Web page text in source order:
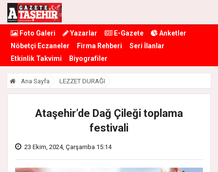
Foto Galeri Yazarlar E-Gazete
Anketler
Nöbetçi Eczaneler
Firma Rehberi
Seri İlanlar
Etkinlik Takvimi
Biyografiler
Ana Sayfa LEZZET DURAĞI
Ataşehir’de Dağ Çileği toplama
festivali
23 Ekim, 2024, Çarşamba 15:14